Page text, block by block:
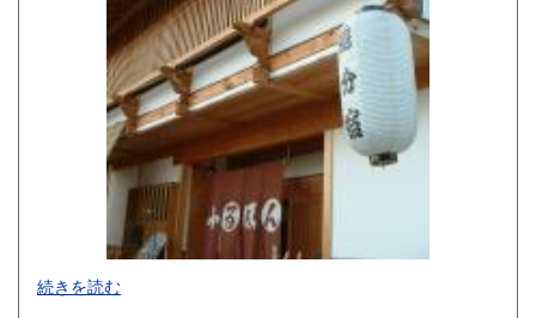
330円
続きを読む